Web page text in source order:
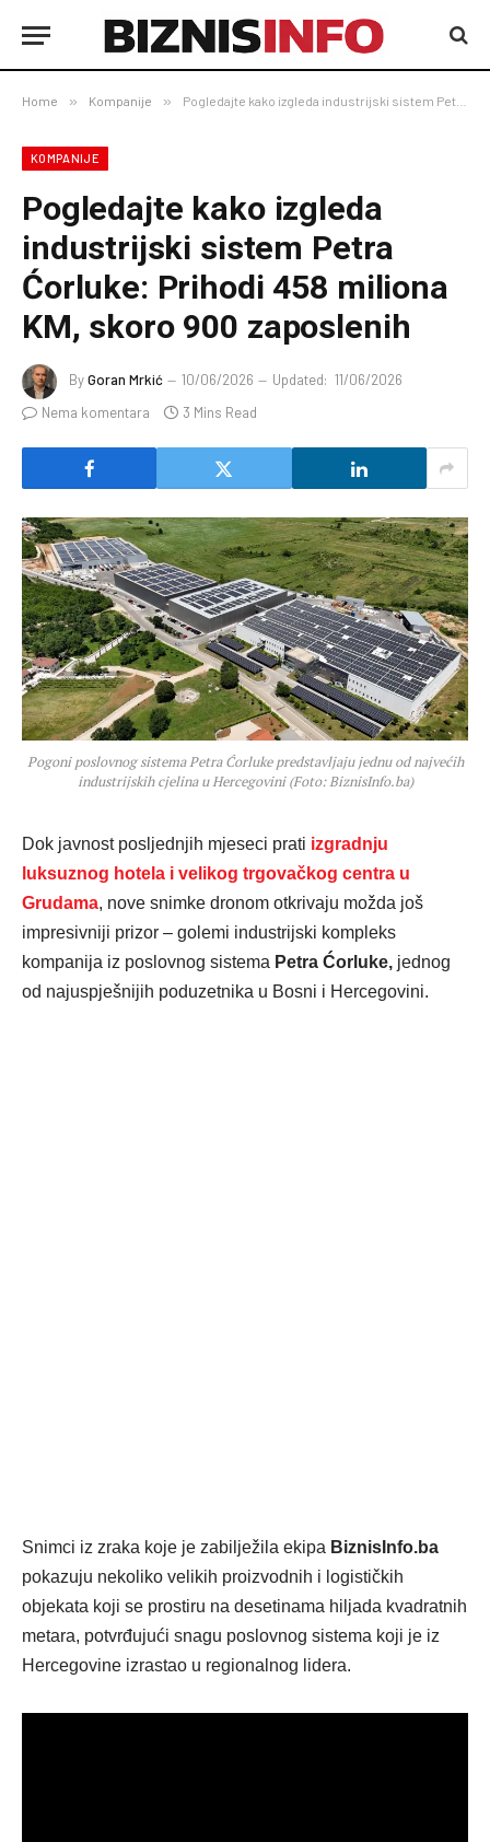
Home » Kompanije » Pogledajte kako izgleda industrijski sistem Petra Ćorluke: Prihodi 458 miliona KM, skoro 900 zaposlenih
KOMPANIJE
Pogledajte kako izgleda
industrijski sistem Petra
Ćorluke: Prihodi 458 miliona
KM, skoro 900 zaposlenih
ByGoran Mrkić 10/06/2026 Updated: 11/06/2026
Nema komentara
3 Mins Read
Pogoni poslovnog sistema Petra Ćorluke predstavljaju jednu od najvećih
industrijskih cjelina u Hercegovini (Foto: BiznisInfo.ba)
Dok javnost posljednjih mjeseci prati izgradnju
luksuznog hotela i velikog trgovačkog centra u
Grudama, nove snimke dronom otkrivaju možda još
impresivniji prizor – golemi industrijski kompleks
kompanija iz poslovnog sistema Petra Ćorluke, jednog
od najuspješnijih poduzetnika u Bosni i Hercegovini.
Snimci iz zraka koje je zabilježila ekipa BiznisInfo.ba
pokazuju nekoliko velikih proizvodnih i logističkih
objekata koji se prostiru na desetinama hiljada kvadratnih
metara, potvrđujući snagu poslovnog sistema koji je iz
Hercegovine izrastao u regionalnog lidera.